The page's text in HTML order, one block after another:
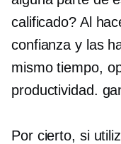
calificado? Al
confianza y las
mismo tiempo,
productividad.
Por cierto, si